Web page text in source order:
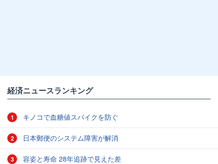
経済ニュースランキング
1 キノコで血糖値スパイクを防ぐ
2 日本郵便のシステム障害が解消
3 容姿と寿命 28年追跡で見えた差